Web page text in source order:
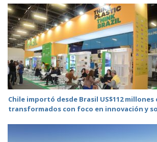
Chile importó desde Brasil US$112
transformados con foco en innovación y